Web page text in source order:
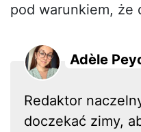
pod warunkiem, że
Adèle
Redaktor
doczekać zimy,